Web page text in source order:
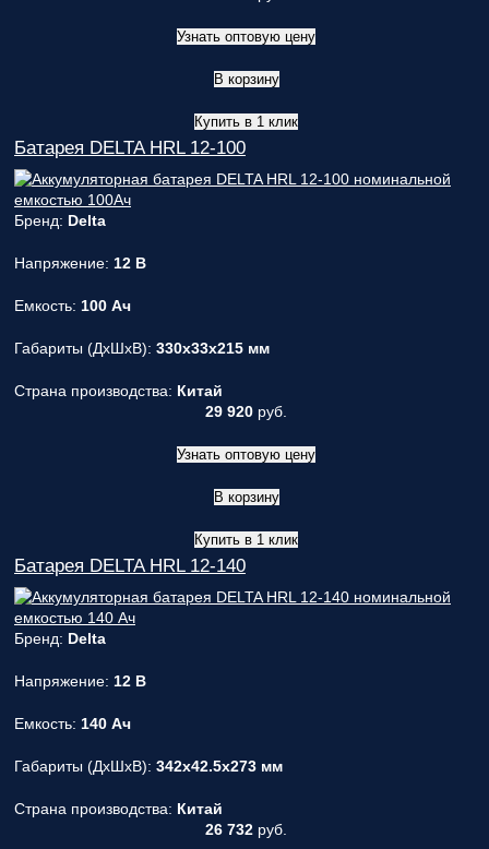
Узнать оптовую цену
В корзину
Купить в 1 клик
Батарея DELTA HRL 12-100
Бренд: Delta
Напряжение: 12 В
Емкость: 100 Ач
Габариты (ДxШxВ): 330x33x215 мм
Страна производства: Китай
29 920 руб.
Узнать оптовую цену
В корзину
Купить в 1 клик
Батарея DELTA HRL 12-140
Бренд: Delta
Напряжение: 12 В
Емкость: 140 Ач
Габариты (ДxШxВ): 342x42.5x273 мм
Страна производства: Китай
26 732 руб.